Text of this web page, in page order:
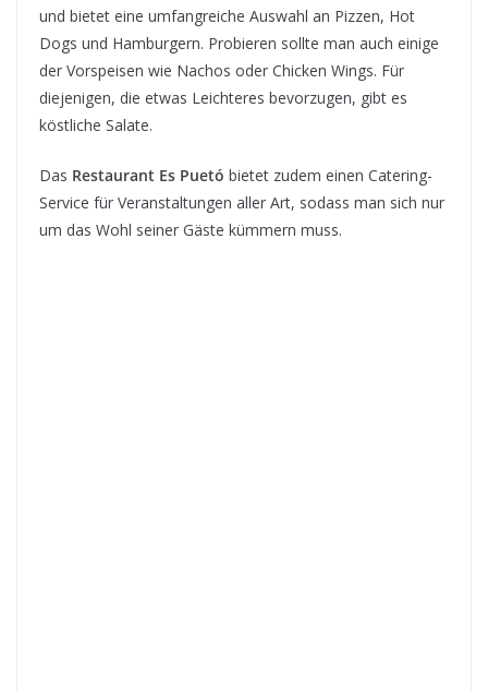
und bietet eine umfangreiche Auswahl an Pizzen, Hot
Dogs und Hamburgern. Probieren sollte man auch einige
der Vorspeisen wie Nachos oder Chicken Wings. Für
diejenigen, die etwas Leichteres bevorzugen, gibt es
köstliche Salate.
Das Restaurant Es Puetó bietet zudem einen Catering-
Service für Veranstaltungen aller Art, sodass man sich nur
um das Wohl seiner Gäste kümmern muss.